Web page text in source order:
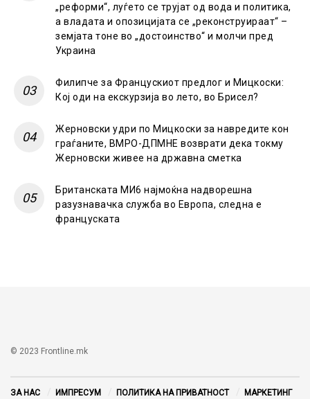
„реформи“, луѓето се трујат од вода и политика,
а владата и опозицијата се „реконструираат“ –
земјата тоне во „достоинство“ и молчи пред
Украина
Филипче за Францускиот предлог и Мицкоски:
Кој оди на екскурзија во лето, во Брисел?
Жерновски удри по Мицкоски за навредите кон
граѓаните, ВМРО-ДПМНЕ возврати дека токму
Жерновски живее на државна сметка
Британската МИ6 најмоќна надворешна
разузнавачка служба во Европа, следна е
француската
© 2023 Frontline.mk
ЗА НАС ИМПРЕСУМ ПОЛИТИКА НА ПРИВАТНОСТ МАРКЕТИНГ